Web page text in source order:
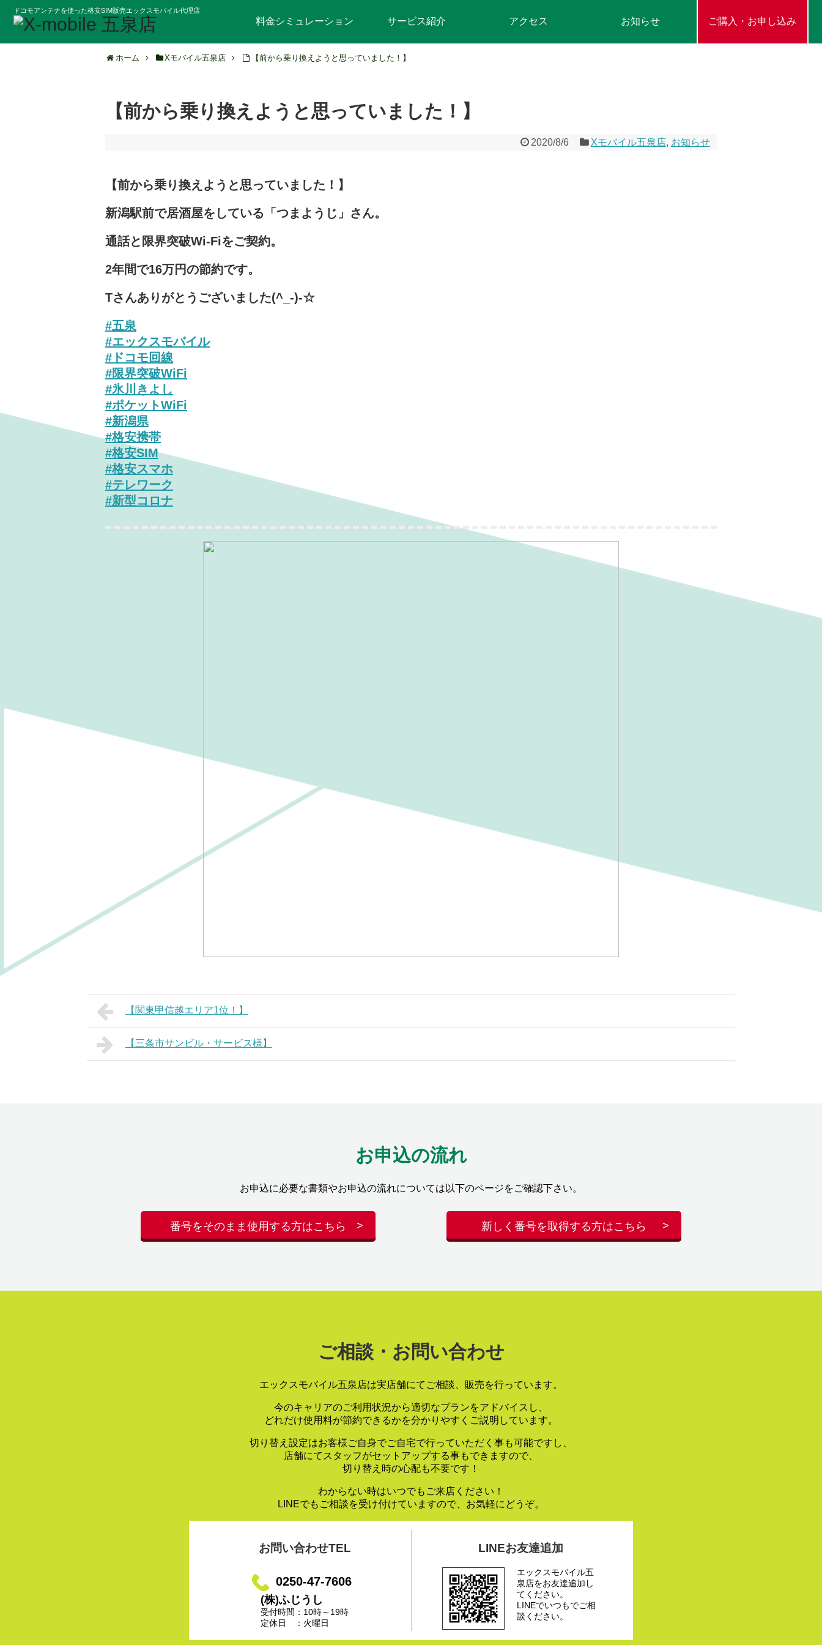
ドコモアンテナを使った格安SIM販売エックスモバイル代理店
料金シミュレーション サービス紹介 アクセス お知らせ ご購入・お申し込み
ホーム Xモバイル五泉店 【前から乗り換えようと思っていました！】
【前から乗り換えようと思っていました！】
2020/8/6 Xモバイル五泉店, お知らせ
【前から乗り換えようと思っていました！】
新潟駅前で居酒屋をしている「つまようじ」さん。
通話と限界突破Wi-Fiをご契約。
2年間で16万円の節約です。
Tさんあ りがとうございました(^_-)-☆
#五泉
#エックスモバイル
#ドコモ回線
#限界突破WiFi
#氷川きよし
#ポケットWiFi
#新潟県
#格安携帯
#格安SIM
#格安スマホ
#テレワーク
#新型コロナ
【関東甲信越エリア1位！】
【三条市サンビル・サービス様】
お申込の流れ
お申込に必要な書類やお申込の流れについては以下のページをご確認下さい。
番号をそのまま使用する方はこちら 新しく番号を取得する方はこちら
ご相談・お問い合わせ
エックスモバイル五泉店は実店舗にてご相談、販売を行っています。
今のキャリアのご利用状況から適切なプランをアドバイスし、
どれだけ使用料が節約できるかを分かりやすくご説明しています。
切り替え設定はお客様ご自身でご自宅で行っていただく事も可能ですし、
店舗にてスタッフがセットアップする事もできますので、
切り替え時の心配も不要です！
わからない時はいつでもご来店ください！
LINEでもご相談を受け付けていますので、お気軽にどうぞ。
お問い合わせTEL
0250-47-7606
(株)ふじうし
受付時間：10時～19時
定休日 ：火曜日
LINEお友達追加
エックスモバイル五
泉店をお友達追加し
てください。
LINEでいつもでご相
談ください。